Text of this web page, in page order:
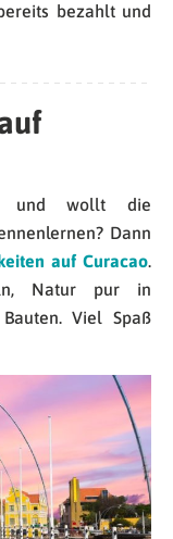
bezahlt und
und wollt die
Dann
auf Curacao.
Natur pur in
Viel Spaß